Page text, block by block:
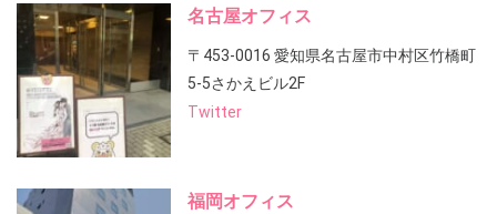
名古屋オフィス
〒453-0016 愛知県名古屋市中村区竹橋町
5-5さかえビル2F
Twitter
福岡オフィス